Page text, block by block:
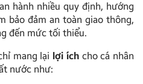
hành nhiều quy định, hướng
bảo đảm an toàn giao thông,
đến mức tối thiểu.
mang lại lợi íchcho cá nhân
nước như: